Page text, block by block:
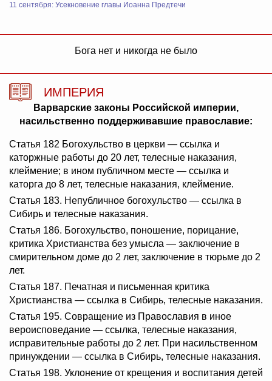
11 сентября: Усекновение главы Иоанна Предтечи
Бога нет и никогда не было
ИМПЕРИЯ
Варварские законы Российской империи,
насильственно поддерживавшие православие:
Статья 182 Богохульство в церкви — ссылка и
каторжные работы до 20 лет, телесные наказания,
клеймение; в ином публичном месте — ссылка и
каторга до 8 лет, телесные наказания, клеймение.
Статья 183. Непубличное богохульство — ссылка в
Сибирь и телесные наказания.
Статья 186. Богохульство, поношение, порицание,
критика Христианства без умысла — заключение в
смирительном доме до 2 лет, заключение в тюрьме до 2
лет.
Статья 187. Печатная и письменная критика
Христианства — ссылка в Сибирь, телесные наказания.
Статья 195. Совращение из Православия в иное
вероисповедание — ссылка, телесные наказания,
исправительные работы до 2 лет. При насильственном
принуждении — ссылка в Сибирь, телесные наказания.
Статья 198. Уклонение от крещения и воспитания детей